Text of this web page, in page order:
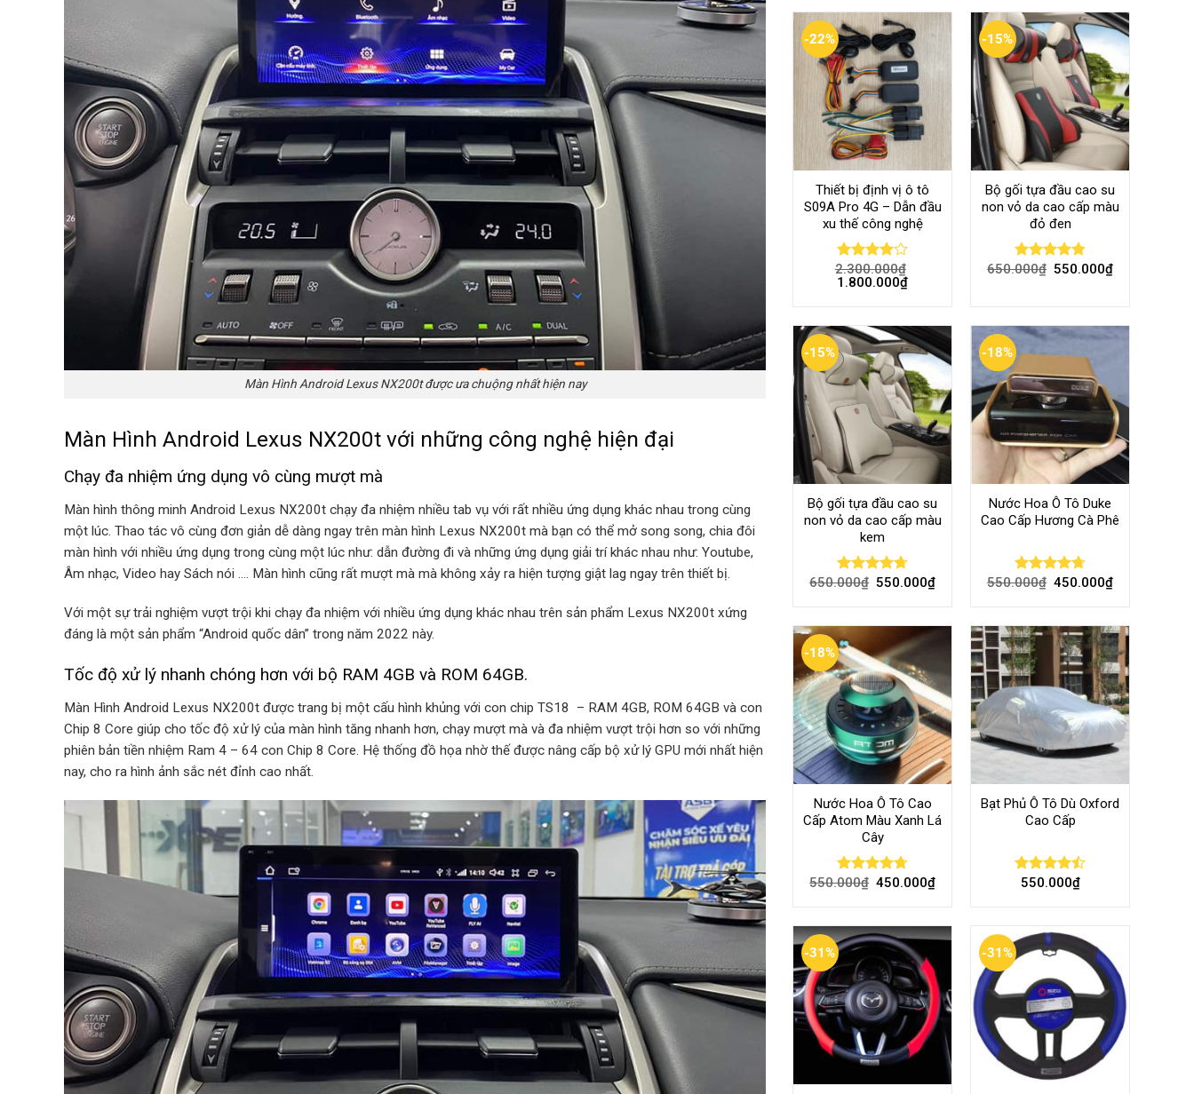
Màn Hình Android Lexus NX200t được ưa chuộng nhất hiện nay
Màn Hình Android Lexus NX200t với những công nghệ hiện đại
Chạy đa nhiệm ứng dụng vô cùng mượt mà
Màn hình thông minh Android Lexus NX200t chạy đa nhiệm nhiều tab vụ với rất nhiều ứng dụng khác nhau trong cùng
một lúc. Thao tác vô cùng đơn giản dễ dàng ngay trên màn hình Lexus NX200t mà bạn có thể mở song song, chia đôi
màn hình với nhiều ứng dụng trong cùng một lúc như: dẫn đường đi và những ứng dụng giải trí khác nhau như: Youtube,
Âm nhạc, Video hay Sách nói …. Màn hình cũng rất mượt mà mà không xảy ra hiện tượng giật lag ngay trên thiết bị.
Với một sự trải nghiệm vượt trội khi chạy đa nhiệm với nhiều ứng dụng khác nhau trên sản phẩm Lexus NX200t xứng
đáng là một sản phẩm “Android quốc dân” trong năm 2022 này.
Tốc độ xử lý nhanh chóng hơn với bộ RAM 4GB và ROM 64GB.
Màn Hình Android Lexus NX200t được trang bị một cấu hình khủng với con chip TS18 – RAM 4GB, ROM 64GB và con
Chip 8 Core giúp cho tốc độ xử lý của màn hình tăng nhanh hơn, chạy mượt mà và đa nhiệm vượt trội hơn so với những
phiên bản tiền nhiệm Ram 4 – 64 con Chip 8 Core. Hệ thống đồ họa nhờ thế được nâng cấp bộ xử lý GPU mới nhất hiện
nay, cho ra hình ảnh sắc nét đỉnh cao nhất.
-22%
Thiết bị định vị ô tô
S09A Pro 4G – Dẫn đầu
xu thế công nghệ
Rated
4.00out
2.300.000₫
1.800.000₫
-15%
Bộ gối tựa đầu cao su
non vỏ da cao cấp màu
đỏ đen
Rated4.80
650.000₫ 550.000₫
-15%
Bộ gối tựa đầu cao su
non vỏ da cao cấp màu
kem
Rated4.70
650.000₫ 550.000₫
-18%
Nước Hoa Ô Tô Duke
Cao Cấp Hương Cà Phê
Rated4.70
550.000₫ 450.000₫
-18%
Nước Hoa Ô Tô Cao
Cấp Atom Màu Xanh Lá
Cây
Rated4.70
550.000₫ 450.000₫
Bạt Phủ Ô Tô Dù Oxford
Cao Cấp
Rated
550.000₫
-31% -31%